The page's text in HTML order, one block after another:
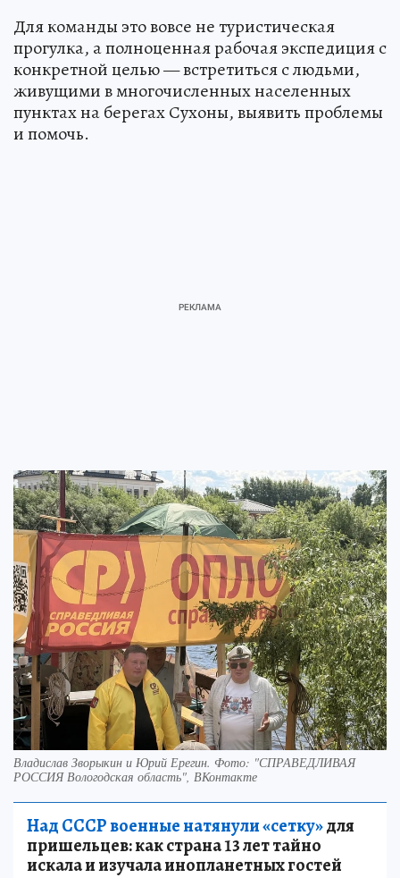
Для команды это вовсе не туристическая
прогулка, а полноценная рабочая экспедиция с
конкретной целью — встретиться с людьми,
живущими в многочисленных населенных
пунктах на берегах Сухоны, выявить проблемы
и помочь.
Владислав Зворыкин и Юрий Ерегин. Фото: "СПРАВЕДЛИВАЯ
РОССИЯ Вологодская область", ВКонтакте
Над СССР военные натянули «сетку»для
пришельцев: как страна 13 лет тайно
искала и изучала инопланетных гостей